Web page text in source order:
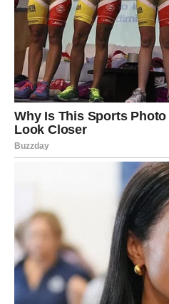
Sreća dolazi kroz
Zvijezde pokazuju da će vaše
veliki uticaj na budućnost.
Ne dozvolite da vas sitne
budete vjerovali svom
ciljevima, mnoge okolnosti
želite.
Svaki novi korak približiće
planirali.